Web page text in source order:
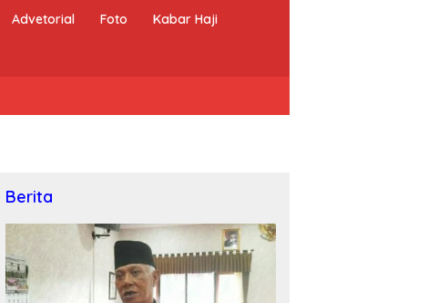
Advetorial Foto Kabar Haji
Berita